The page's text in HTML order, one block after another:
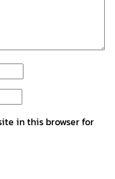
in this browser for